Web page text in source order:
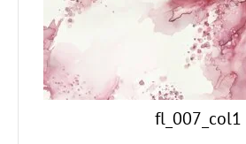
fl_007_col1